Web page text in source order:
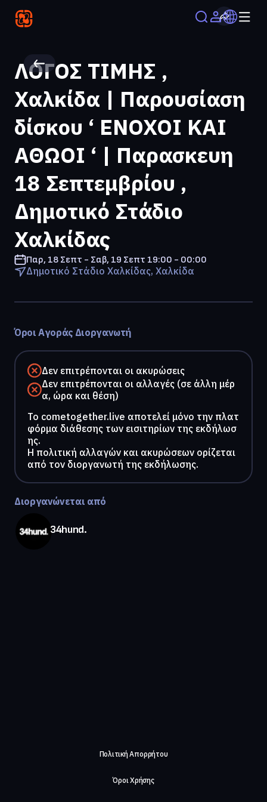
ΛΟΓΟΣ ΤΙΜΗΣ ,
Χαλκίδα | Παρουσίαση
δίσκου ‘ ΕΝΟΧΟΙ ΚΑΙ
ΑΘΩΟΙ ‘ | Παρασκευη
18 Σεπτεμβρίου ,
Δημοτικό Στάδιο
Χαλκίδας
Παρ, 18 Σεπτ - Σαβ, 19 Σεπτ 19:00 - 00:00
Δημοτικό Στάδιο Χαλκίδας, Χαλκίδα
Όροι Αγοράς Διοργανωτή
Δεν επιτρέπονται οι ακυρώσεις
Δεν επιτρέπονται οι αλλαγές (σε άλλη μέρ
α, ώρα και θέση)
To cometogether.live αποτελεί μόνο την πλατ
φόρμα διάθεσης των εισιτηρίων της εκδήλωσ
ης.
Η πολιτική αλλαγών και ακυρώσεων ορίζεται
από τον διοργανωτή της εκδήλωσης.
Διοργανώνεται από
34hund.
Πολιτική Απορρήτου
Όροι Χρήσης